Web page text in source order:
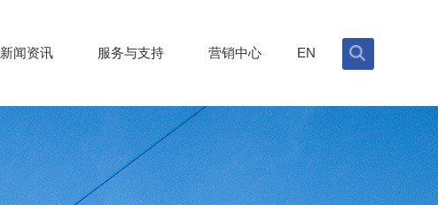
新闻资讯 服务与支持 营销中心 EN